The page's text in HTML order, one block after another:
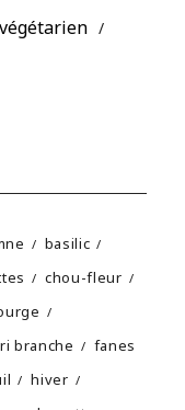
basilic
chou-fleur
branche
fanes
hiver